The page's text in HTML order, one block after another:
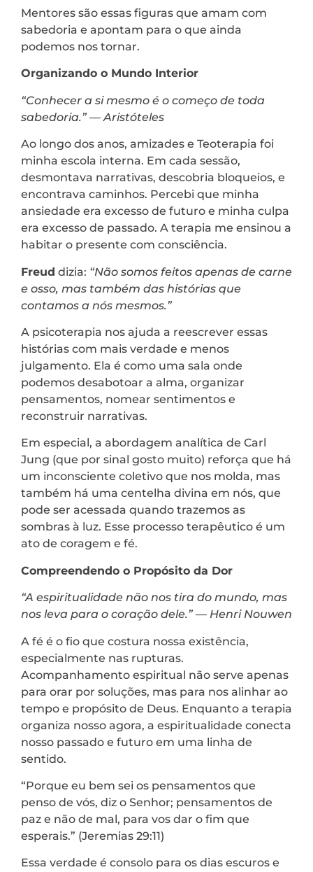
Mentores são essas figuras que amam com
sabedoria e apontam para o que ainda
podemos nos tornar.
Organizando o Mundo Interior
“Conhecer a si mesmo é o começo de toda
sabedoria.”—Aristóteles
Ao longo dos anos, amizades e Teoterapia foi
minha escola interna. Em cada sessão,
desmontava narrativas, descobria bloqueios, e
encontrava caminhos. Percebi que minha
ansiedade era excesso de futuro e minha culpa
era excesso de passado. A terapia me ensinou a
habitar o presente com consciência.
Freud dizia: “Não somos feitos apenas de carne
e osso, mas também das histórias que
contamos a nós mesmos.”
A psicoterapia nos ajuda a reescrever essas
histórias com mais verdade e menos
julgamento. Ela é como uma sala onde
podemos desabotoar a alma, organizar
pensamentos, nomear sentimentos e
reconstruir narrativas.
Em especial, a abordagem analítica de Carl
Jung (que por sinal gosto muito) reforça que há
um inconsciente coletivo que nos molda, mas
também há uma centelha divina em nós, que
pode ser acessada quando trazemos as
sombras à luz. Esse processo terapêutico é um
ato de coragem e fé.
Compreendendo o Propósito da Dor
“A espiritualidade não nos tira do mundo, mas
nos leva para o coração dele.”— Henri Nouwen
A fé é o fio que costura nossa existência,
especialmente nas rupturas.
Acompanhamento espiritual não serve apenas
para orar por soluções, mas para nos alinhar ao
tempo e propósito de Deus. Enquanto a terapia
organiza nosso agora, a espiritualidade conecta
nosso passado e futuro em uma linha de
sentido.
“Porque eu bem sei os pensamentos que
penso de vós, diz o Senhor; pensamentos de
paz e não de mal, para vos dar o fim que
esperais.” (Jeremias 29:11)
Essa verdade é consolo para os dias escuros e